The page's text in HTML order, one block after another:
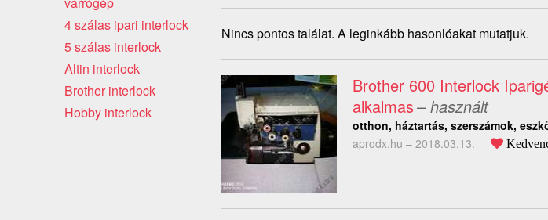
Nincs pontos találat. A leginkább hasonlóakat mutatjuk.
Brother 600 Interlock
alkalmas– használt
otthon, háztartás, szerszámok,
aprodx.hu – 2018.03.13.
4 szálas ipari interlock
5 szálas interlock
Altin interlock
Brother interlock
Hobby interlock